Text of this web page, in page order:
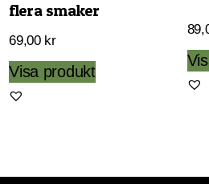
flera smaker
69,00 kr
Visa produktDen
varianter.